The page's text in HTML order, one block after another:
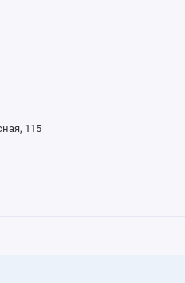
115